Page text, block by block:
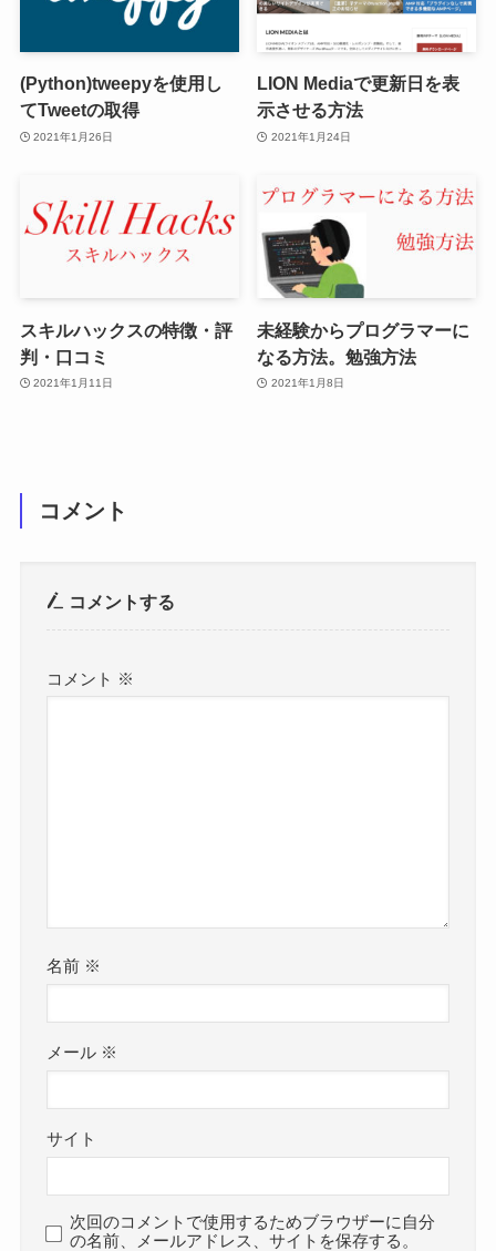
(Python)tweepyを使用し
てTweetの取得
2021年1月26日
LION Mediaで更新日を表
示させる方法
2021年1月24日
スキルハックスの特徴・評
判・口コミ
2021年1月11日
未経験からプログラマーに
なる方法。勉強方法
2021年1月8日
コメント
コメントする
コメント ※
名前 ※
メール ※
サイト
次回のコメントで使用するためブラウザーに自分
の名前、メールアドレス、サイトを保存する。